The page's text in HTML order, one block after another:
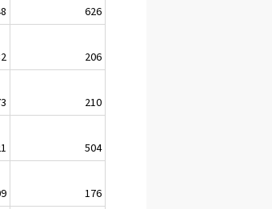
626
206
210
504
176